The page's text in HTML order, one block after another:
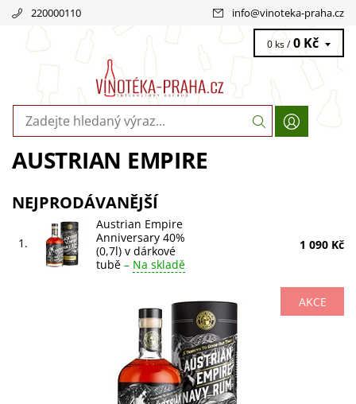
220000110 info@vinoteka-praha.cz
0 ks / 0 Kč
AUSTRIAN EMPIRE
NEJPRODÁVANĚJŠÍ
1.
Austrian Empire
Anniversary 40%
(0,7l) v dárkové
tubě – Na skladě
1 090 Kč
AKCE
Oslavte výjimečné okamžiky s Austrian Empire
Anniversary 40% (0,7l) v luxusní dárkové tubě. Bohatá
historie, dokonalé chutě a nezapomenutelný...